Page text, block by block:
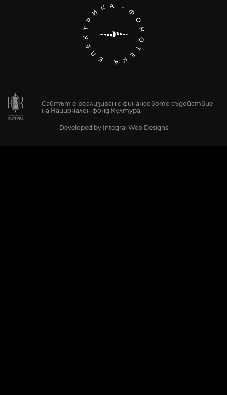
Сайтът е реализиран с финансовото съдействие
на Национален фонд Култура.
Developed by Integral Web Designs